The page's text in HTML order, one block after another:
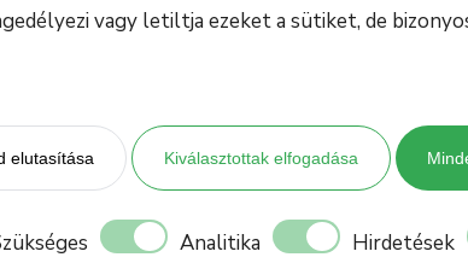
vagy letiltja ezeket a sütiket, de
elutasítása Kiválasztottak elfogadása
Analitika Hirdetések